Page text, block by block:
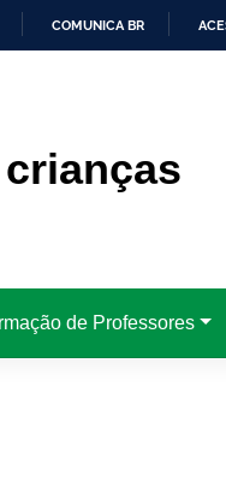
COMUNICA BR
de Professores